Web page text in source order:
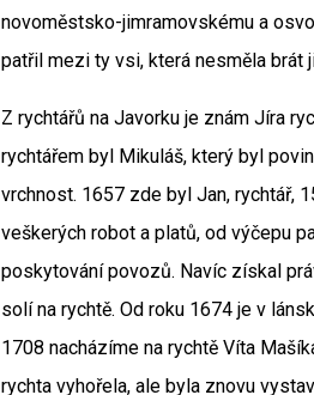
novoměstsko-jimramovskému a
patřil mezi ty vsi, která nesměla brát
Z rychtářů na Javorku je znám Jíra
rychtářem byl Mikuláš, který byl
vrchnost. 1657 zde byl Jan, rychtář,
veškerých robot a platů, od výčepu
poskytování povozů. Navíc získal
solí na rychtě. Od roku 1674 je v
1708 nacházíme na rychtě Víta
rychta vyhořela, ale byla znovu